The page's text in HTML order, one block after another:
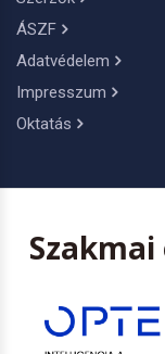
ÁSZF
Adatvédelem
Impresszum
Oktatás